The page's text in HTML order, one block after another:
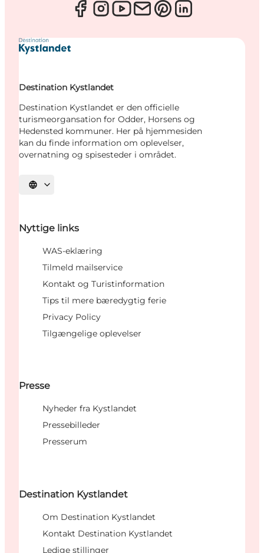
Destination Kystlandet
Destination Kystlandet er den officielle
turismeorgansation for Odder, Horsens og
Hedensted kommuner. Her på hjemmesiden
kan du finde information om oplevelser,
overnatning og spisesteder i området.
Vælg sprog
Nyttige links
WAS-eklæring
Tilmeld mailservice
Kontakt og Turistinformation
Tips til mere bæredygtig ferie
Privacy Policy
Tilgængelige oplevelser
Presse
Nyheder fra Kystlandet
Pressebilleder
Presserum
Destination Kystlandet
Om Destination Kystlandet
Kontakt Destination Kystlandet
Ledige stillinger